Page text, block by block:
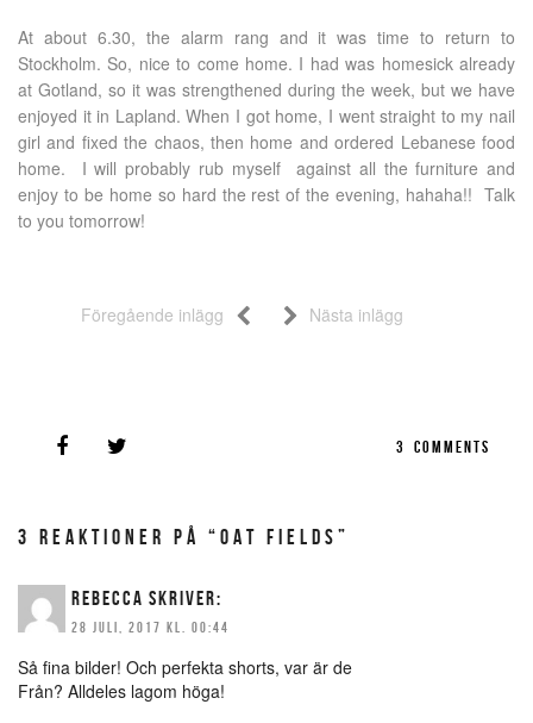
At about 6.30, the alarm rang and it was time to return to
Stockholm. So, nice to come home. I had was homesick already
at Gotland, so it was strengthened during the week, but we have
enjoyed it in Lapland. When I got home, I went straight to my nail
girl and fixed the chaos, then home and ordered Lebanese food
home. I will probably rub myself against all the furniture and
enjoy to be home so hard the rest of the evening, hahaha!! Talk
to you tomorrow!
Föregående inlägg Nästa inlägg
3 COMMENTS
3 REAKTIONER PÅ “OAT FIELDS”
REBECCA SKRIVER:
28 JULI, 2017 KL. 00:44
Så fina bilder! Och perfekta shorts, var är de
Från? Alldeles lagom höga!